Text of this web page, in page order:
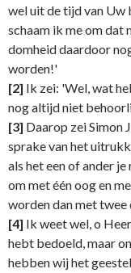
wel uit de tijd van Uw
schaam ik me om dat
domheid daardoor
worden!'
[2] Ik zei: 'Wel, wat
nog altijd niet
[3] Daarop zei Simon
sprake van het
als het een of ander
om met één oog en
worden dan met twee
[4] Ik weet wel, o
hebt bedoeld, maar
hebben wij het